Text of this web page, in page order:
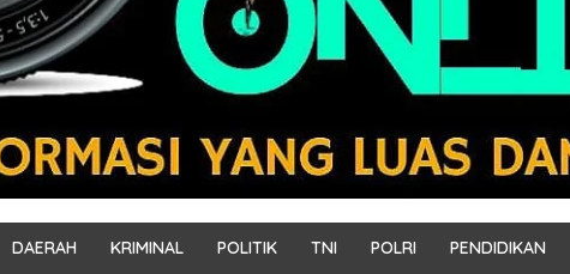
DAERAH KRIMINAL POLITIK TNI POLRI PENDIDIKAN